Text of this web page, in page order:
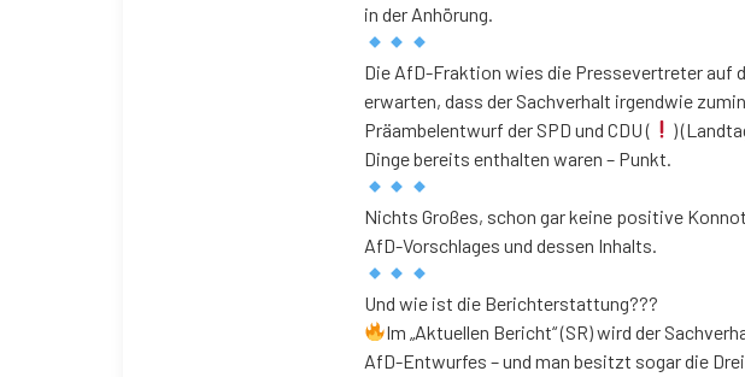
in der Anhörung.
Die AfD-Fraktion wies die Pressevertreter auf
erwarten, dass der Sachverhalt irgendwie
Präambelentwurf der SPD und CDU (
)
Dinge bereits enthalten waren – Punkt.
Nichts Großes, schon gar keine positive
AfD-Vorschlages und dessen Inhalts.
Und wie ist die Berichterstattung???
Im „Aktuellen Bericht“ (SR) wird der
AfD-Entwurfes – und man besitzt sogar die